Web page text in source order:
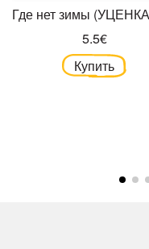
Где нет зимы
5.5€
Купить